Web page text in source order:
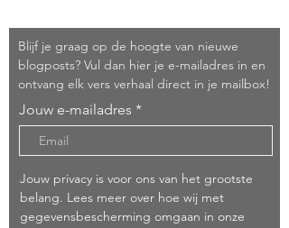
Blijf je graag op de hoogte van nieuwe
blogposts? Vul dan hier je e-mailadres in en
ontvang elk vers verhaal direct in je mailbox!
Jouw e-mailadres
Jouw privacy is voor ons van het grootste
belang. Lees meer over hoe wij met
gegevensbescherming omgaan in onze